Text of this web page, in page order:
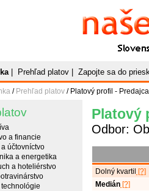
Naše
Slovenský
| Prehľad platov Zapojte sa do
/ Prehľad platov / Platový profil - Predajca
a financie
účtovníctvo
a energetika
a hoteliérstvo
technológie
Platový
Odbor:
Dolný kvartil
[?]
Medián[?]